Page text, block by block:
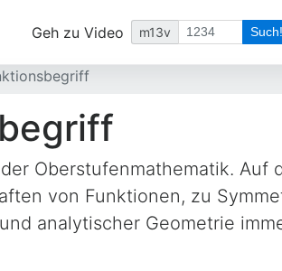
Geh zu Video m13v Such!
Oberstufenmathematik. Auf
von Funktionen, zu
analytischer Geometrie